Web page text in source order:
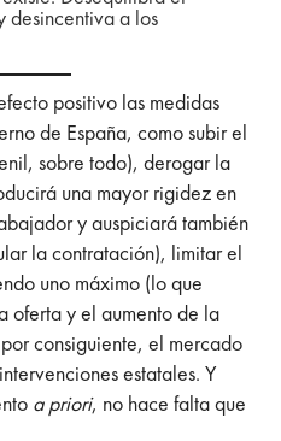
desincentiva a los
positivo las medidas
de España, como subir el
sobre todo), derogar la
una mayor rigidez en
y auspiciará también
la contratación), limitar el
uno máximo (lo que
oferta y el aumento de la
consiguiente, el mercado
estatales. Y
a priori, no hace falta que